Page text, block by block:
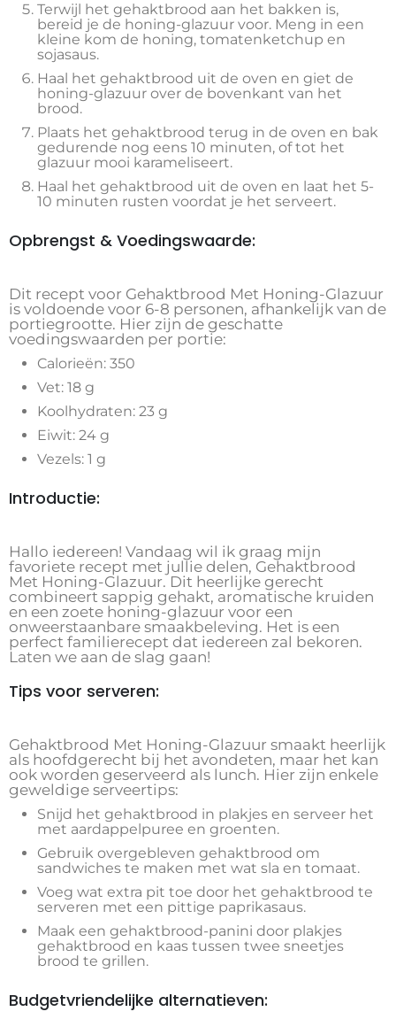
Terwijl het gehaktbrood aan het bakken is,
bereid je de honing-glazuur voor. Meng in een
kleine kom de honing, tomatenketchup en
sojasaus.
Haal het gehaktbrood uit de oven en giet de
honing-glazuur over de bovenkant van het
brood.
Plaats het gehaktbrood terug in de oven en bak
gedurende nog eens 10 minuten, of tot het
glazuur mooi karameliseert.
Haal het gehaktbrood uit de oven en laat het 5-
10 minuten rusten voordat je het serveert.
Opbrengst & Voedingswaarde:
Dit recept voor Gehaktbrood Met Honing-Glazuur
is voldoende voor 6-8 personen, afhankelijk van de
portiegrootte. Hier zijn de geschatte
voedingswaarden per portie:
Calorieën: 350
Vet: 18 g
Koolhydraten: 23 g
Eiwit: 24 g
Vezels: 1 g
Introductie:
Hallo iedereen! Vandaag wil ik graag mijn
favoriete recept met jullie delen, Gehaktbrood
Met Honing-Glazuur. Dit heerlijke gerecht
combineert sappig gehakt, aromatische kruiden
en een zoete honing-glazuur voor een
onweerstaanbare smaakbeleving. Het is een
perfect familierecept dat iedereen zal bekoren.
Laten we aan de slag gaan!
Tips voor serveren:
Gehaktbrood Met Honing-Glazuur smaakt heerlijk
als hoofdgerecht bij het avondeten, maar het kan
ook worden geserveerd als lunch. Hier zijn enkele
geweldige serveertips:
Snijd het gehaktbrood in plakjes en serveer het
met aardappelpuree en groenten.
Gebruik overgebleven gehaktbrood om
sandwiches te maken met wat sla en tomaat.
Voeg wat extra pit toe door het gehaktbrood te
serveren met een pittige paprikasaus.
Maak een gehaktbrood-panini door plakjes
gehaktbrood en kaas tussen twee sneetjes
brood te grillen.
Budgetvriendelijke alternatieven: